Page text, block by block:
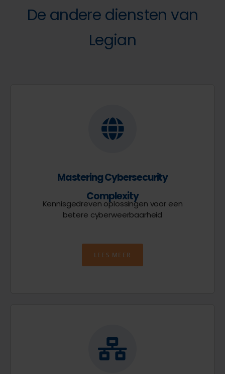
De andere diensten van
Legian
Mastering Cybersecurity
Complexity
Kennisgedreven oplossingen voor een
betere cyberweerbaarheid
LEES MEER